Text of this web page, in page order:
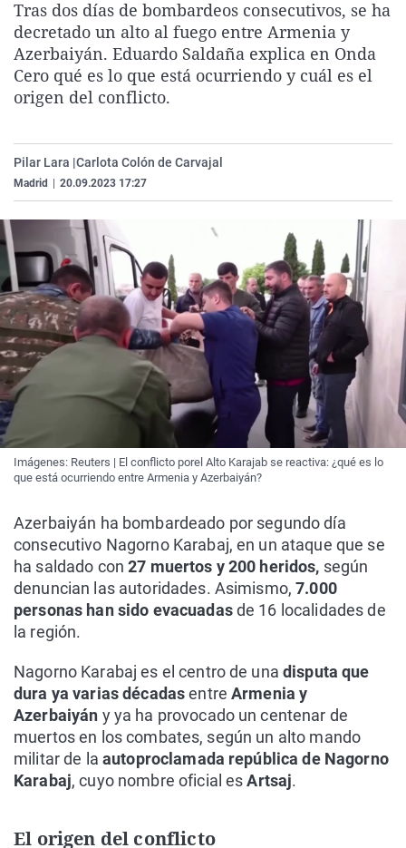
La rosa de los vientos
Gente viajera
Como el perro y el
Caso
Retornados
Equipo de
Extremadura
Galicia
La Rioja
País Vasco
Virales
Televisión
Elecciones
Tras dos días de bombardeos consecutivos, se ha
decretado un alto al fuego entre Armenia y
Azerbaiyán. Eduardo Saldaña explica en Onda
Cero qué es lo que está ocurriendo y cuál es el
origen del conflicto.
Pilar Lara |Carlota Colón de Carvajal
Madrid 20.09.2023 17:27
Imágenes: Reuters | El conflicto porel Alto Karajab se reactiva: ¿qué es lo
que está ocurriendo entre Armenia y Azerbaiyán?
Azerbaiyán ha bombardeado por segundo día
consecutivo Nagorno Karabaj, en un ataque que se
ha saldado con27 muertos y 200 heridos, según
denuncian las autoridades. Asimismo, 7.000
personas han sido evacuadasde 16 localidades de
la región.
Nagorno Karabaj es el centro de unadisputa que
dura ya varias décadasentreArmenia y
Azerbaiyán y ya ha provocado un centenar de
muertos en los combates, según un alto mando
militar de la autoproclamada república de Nagorno
Karabaj, cuyo nombre oficial esArtsaj.
El origen del conflicto